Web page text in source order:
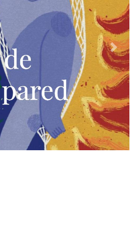
Aviso de privacidad
derechos reservados | La Jornada
Maya